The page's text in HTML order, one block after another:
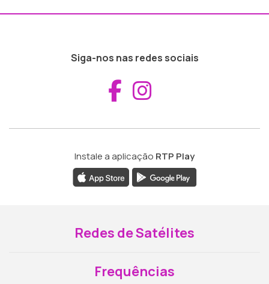
Siga-nos nas redes sociais
Aceder ao
Instale a aplicação RTP Play
Redes de Satélites
Frequências